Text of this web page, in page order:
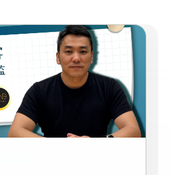
頁
頁
頁
面
頁
面
頁
面
頁